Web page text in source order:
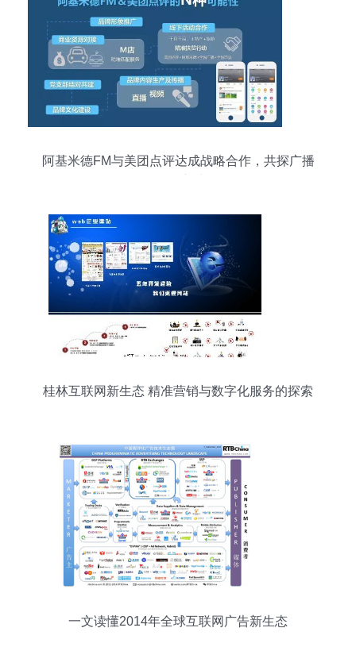
阿基米德FM与美团点评达成战略合作，共探广播
桂林互联网新生态 精准营销与数字化服务的探索
一文读懂2014年全球互联网广告新生态